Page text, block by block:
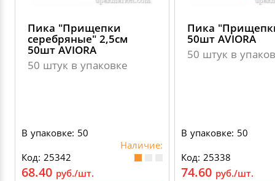
Пика "Прищепки
серебряные" 2,5см
50шт AVIORA
50 штук в упаковке
В упаковке: 50
Наличие:
Код: 25342
68.40 руб./шт.
Пика
50шт AVIORA
50 штук в
В упаковке: 50
Код: 25338
74.60 руб./шт.